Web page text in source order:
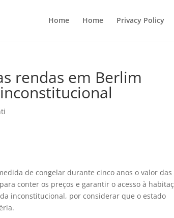
Home Home Privacy Policy
rendas em Berlim
de congelar durante cinco anos o valor das
conter os preços e garantir o acesso à
inconstitucional, por considerar que o estado